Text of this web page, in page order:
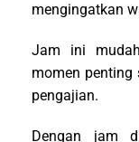
mengingatkan
Jam ini
momen penting
pengajian.
Dengan jam